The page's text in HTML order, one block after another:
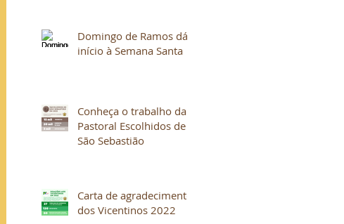
Domingo de Ramos dá
início à Semana Santa
Conheça o trabalho da
Pastoral Escolhidos de
São Sebastião
Carta de agradecimento
dos Vicentinos 2022